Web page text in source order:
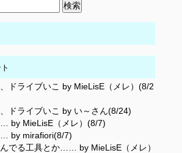
ドライブいこ by MieLisE（メレ）(8/2
ドライブいこ by い～さん(8/24)
by MieLisE（メレ）(8/7)
by mirafiori(8/7)
でる工具とか…… by MieLisE（メレ）